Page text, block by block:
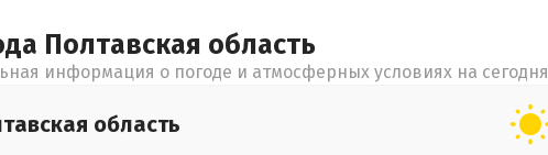
Полтавская область
информация о погоде и атмосферных условиях на сегодня
область